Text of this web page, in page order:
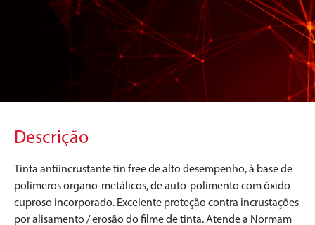
Descrição
Tinta antiincrustante tin free de alto desempenho, à base de
polímeros organo-metálicos, de auto-polimento com óxido
cuproso incorporado. Excelente proteção contra incrustações
por alisamento / erosão do filme de tinta. Atende a Normam